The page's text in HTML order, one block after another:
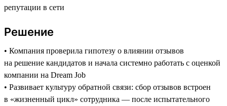
репутации в сети
Решение
• Компания проверила гипотезу о влиянии отзывов
на решение кандидатов и начала системно работать с оценкой
компании на Dream Job
• Развивает культуру обратной связи: сбор отзывов встроен
в «жизненный цикл» сотрудника — после испытательного